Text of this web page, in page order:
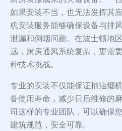
如果安装不当，也无法发挥其
机安装服务能够确保设备与排
泄漏和倒烟问题。在波士顿地
远，厨房通风系统复杂，更需
种技术挑战。
专业的安装不仅能保证抽油烟
备使用寿命，减少日后维修的
司这样的专业团队，可以确保
建筑规范，安全可靠。